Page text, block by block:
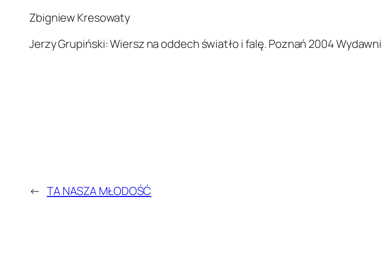
Zbigniew Kresowaty
Jerzy Grupiński: Wiersz na oddech światło i falę. Poznań 2004
← TA NASZA MŁODOŚĆ